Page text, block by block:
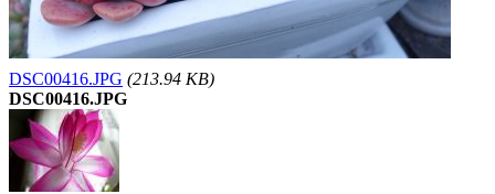
DSC00416.JPG (213.94 KB)
DSC00416.JPG